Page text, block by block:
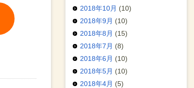
2018年10月 (10)
2018年9月 (10)
2018年8月 (15)
2018年7月 (8)
2018年6月 (10)
2018年5月 (10)
2018年4月 (5)